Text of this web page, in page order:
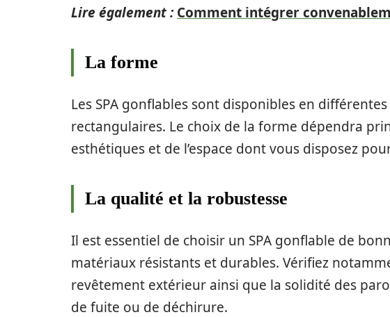
Lire également : Comment intégrer
La forme
Les SPA gonflables sont disponibles en
rectangulaires. Le choix de la forme dépendra
esthétiques et de l’espace dont vous disposez
La qualité et la robustesse
Il est essentiel de choisir un SPA gonflable de
matériaux résistants et durables. Vérifiez
revêtement extérieur ainsi que la solidité des
de fuite ou de déchirure.